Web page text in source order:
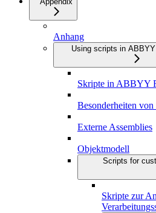
Anhang
Using scripts in
Skripte in ABBYY
Besonderheiten
Externe Assemblies
Objektmodell
Scripts for
Skripte zur